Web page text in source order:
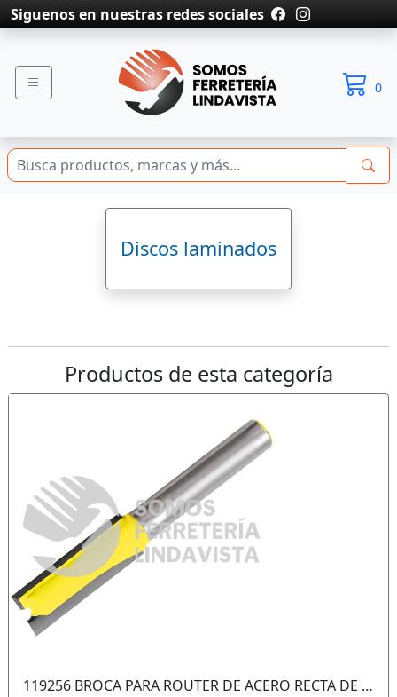
Siguenos en nuestras redes sociales
0
Discos laminados
Productos de esta categoría
119256 BROCA PARA ROUTER DE ACERO RECTA DE 2 FILOS 3/4" ZANCO DE 1/4" SURTEK